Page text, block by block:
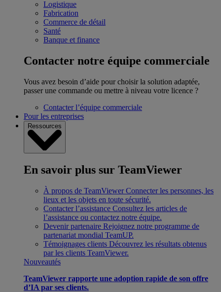
Logistique
Fabrication
Commerce de détail
Santé
Banque et finance
Contacter notre équipe commerciale
Vous avez besoin d’aide pour choisir la solution adaptée,
passer une commande ou mettre à niveau votre licence ?
Contacter l’équipe commerciale
Pour les entreprises
Ressources
En savoir plus sur TeamViewer
À propos de TeamViewer Connecter les personnes, les
lieux et les objets en toute sécurité.
Contacter l’assistance Consultez les articles de
l’assistance ou contactez notre équipe.
Devenir partenaire Rejoignez notre programme de
partenariat mondial TeamUP.
Témoignages clients Découvrez les résultats obtenus
par les clients TeamViewer.
Nouveautés
TeamViewer rapporte une adoption rapide de son offre
d’IA par ses clients.